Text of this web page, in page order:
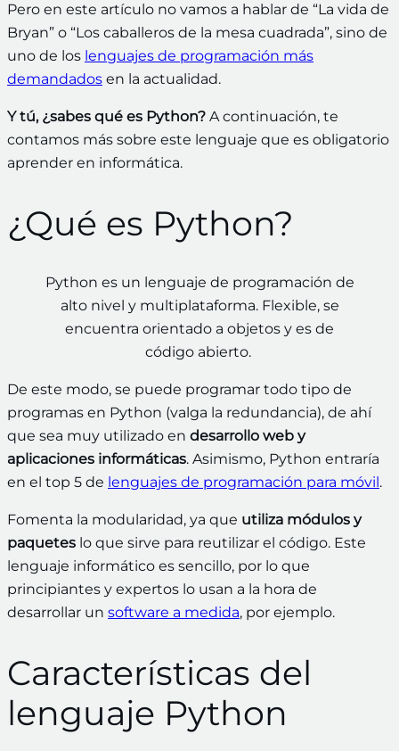
Pero en este artículo no vamos a hablar de “La vida de
Bryan” o “Los caballeros de la mesa cuadrada”, sino de
uno de los lenguajes de programación más
demandados en la actualidad.
Y tú, ¿sabes qué es Python? A continuación, te
contamos más sobre este lenguaje que es obligatorio
aprender en informática.
¿Qué es Python?
Python es un lenguaje de programación de
alto nivel y multiplataforma. Flexible, se
encuentra orientado a objetos y es de
código abierto.
De este modo, se puede programar todo tipo de
programas en Python (valga la redundancia), de ahí
que sea muy utilizado en desarrollo web y
aplicaciones informáticas. Asimismo, Python entraría
en el top 5 de lenguajes de programación para móvil.
Fomenta la modularidad, ya que utiliza módulos y
paquetes lo que sirve para reutilizar el código. Este
lenguaje informático es sencillo, por lo que
principiantes y expertos lo usan a la hora de
desarrollar un software a medida, por ejemplo.
Características del
lenguaje Python